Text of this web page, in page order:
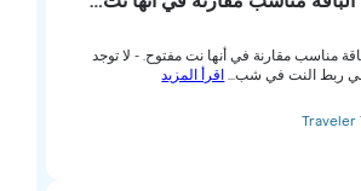
مقارنة في أنها نت مفتوح. - لا توجد
في شب...اقرأ المزيد